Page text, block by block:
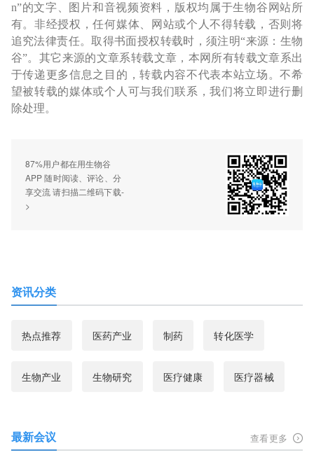
n”的文字、图片和音视频资料，版权均属于生物谷网站所
有。非经授权，任何媒体、网站或个人不得转载，否则将
追究法律责任。取得书面授权转载时，须注明“来源：生物
谷”。其它来源的文章系转载文章，本网所有转载文章系出
于传递更多信息之目的，转载内容不代表本站立场。不希
望被转载的媒体或个人可与我们联系，我们将立即进行删
除处理。
87%用户都在用生物谷
APP 随时阅读、评论、分
享交流 请扫描二维码下载-
>
资讯分类
热点推荐 医药产业 制药 转化医学
生物产业 生物研究 医疗健康 医疗器械
最新会议 查看更多